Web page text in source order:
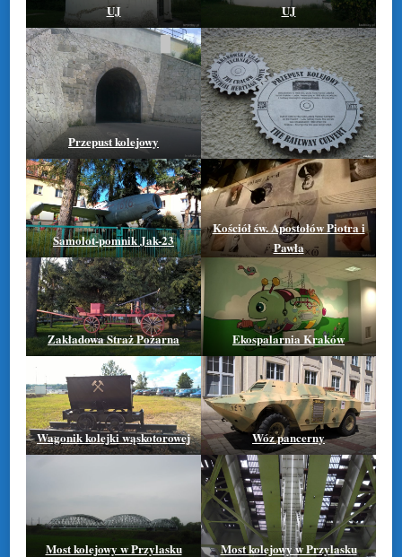
UJ
UJ
Przepust kolejowy
Samolot-pomnik Jak-23
Kościół św. Apostołów Piotra i
Pawła
Zakładowa Straż Pożarna Ekospalarnia Kraków
Wagonik kolejki wąskotorowej Wóz pancerny
Most kolejowy w Przylasku Most kolejowy w Przylasku